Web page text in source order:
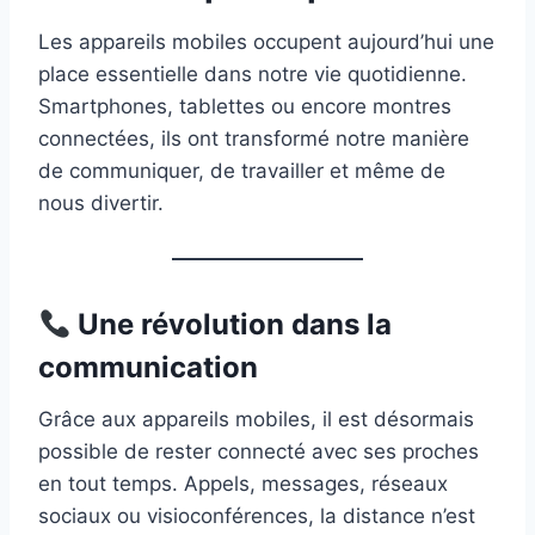
Les appareils mobiles occupent aujourd’hui une
place essentielle dans notre vie quotidienne.
Smartphones, tablettes ou encore montres
connectées, ils ont transformé notre manière
de communiquer, de travailler et même de
nous divertir.
Une révolution dans la
communication
Grâce aux appareils mobiles, il est désormais
possible de rester connecté avec ses proches
en tout temps. Appels, messages, réseaux
sociaux ou visioconférences, la distance n’est